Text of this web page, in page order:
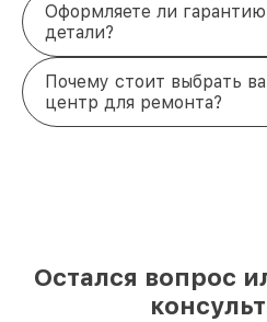
Оформляете ли
детали?
Почему стоит выбрать
центр для ремонта?
Остался вопрос